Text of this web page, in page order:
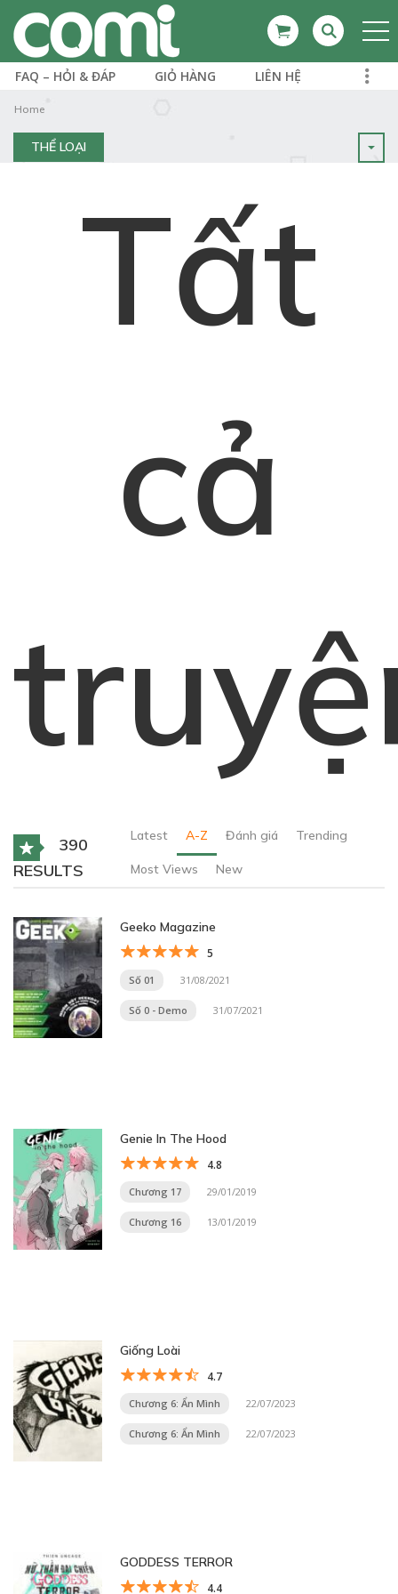
FAQ – HỎI & ĐÁP GIỎ HÀNG LIÊN HỆ
Home
THỂ LOẠI
Tất
cả
390
RESULTS
Latest A-Z Đánh giá Trending
Most Views New
Geeko Magazine
5
Số 01 31/08/2021
Số 0 - Demo 31/07/2021
Genie In The Hood
4.8
Chương 17 29/01/2019
Chương 16 13/01/2019
Giống Loài
4.7
Chương 6: Ẩn Mình 22/07/2023
Chương 6: Ẩn Mình 22/07/2023
GODDESS TERROR
4.4